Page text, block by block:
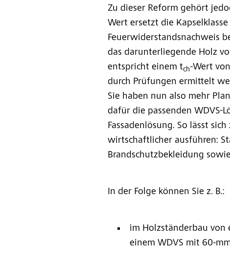
Zu dieser Reform gehört
Wert ersetzt die Kapselklasse
Feuerwiderstandsnachweis
das darunterliegende Holz
entspricht einem tch-Wert
durch Prüfungen ermittelt
Sie haben nun also mehr
dafür die passenden WDVS-
Fassadenlösung. So lässt
wirtschaftlicher ausführen:
Brandschutzbekleidung
In der Folge können Sie z. B.:
im Holzständerbau von
einem WDVS mit 60-